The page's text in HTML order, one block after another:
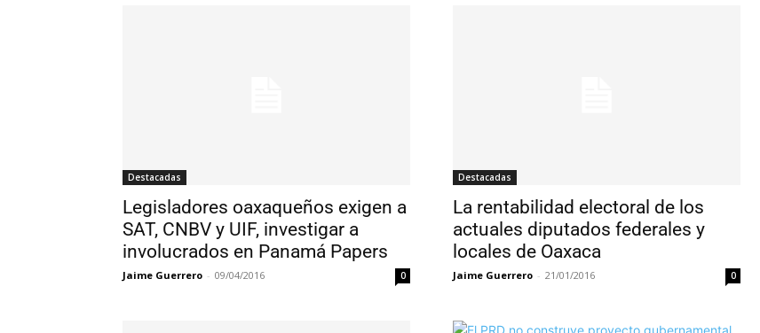
Destacadas
Legisladores oaxaqueños exigen a
SAT, CNBV y UIF, investigar a
involucrados en Panamá Papers
Jaime Guerrero - 09/04/2016 0
Destacadas
La rentabilidad electoral de los
actuales diputados federales y
locales de Oaxaca
Jaime Guerrero - 21/01/2016 0